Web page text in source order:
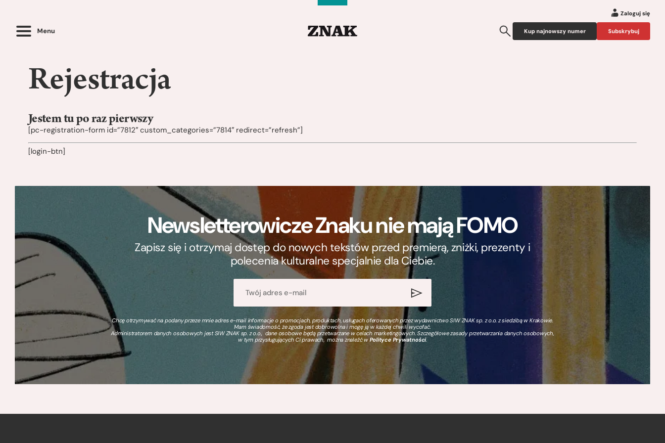
Menu
Zaloguj się
Kup najnowszy numer Subskrybuj
Rejestracja
Jestem tu po raz pierwszy
[pc-registration-form id=”7812″ custom_categories=”7814″ redirect=”refresh”]
[login-btn]
Newsletterowicze Znaku nie mają FOMO
Zapisz się i otrzymaj dostęp do nowych tekstów przed premierą, zniżki, prezenty i
polecenia kulturalne specjalnie dla Ciebie.
Chcę otrzymywać na podany przeze mnie adres e-mail informacje o promocjach, produktach, usługach oferowanych przez wydawnictwo SIW ZNAK sp. z o.o. z siedzibą w Krakowie.
Mam świadomość, że zgoda jest dobrowolna i mogę ją w każdej chwili wycofać.
Administratorem danych osobowych jest SIW ZNAK sp. z o.o., dane osobowe będą przetwarzane w celach marketingowych. Szczegółowe zasady przetwarzania danych osobowych,
w tym przysługujących Ci prawach, można znaleźć wPolityce Prywatności.